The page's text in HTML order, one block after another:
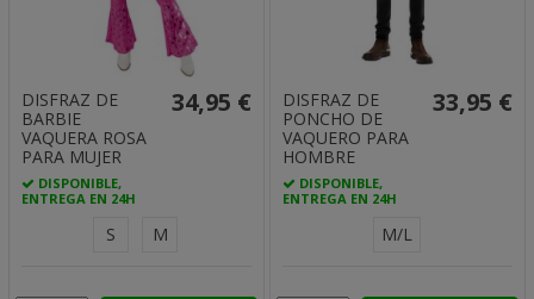
DISFRAZ DE
BARBIE
VAQUERA ROSA
PARA MUJER
DISPONIBLE,
ENTREGA EN 24H
34,95 €
S M
DISFRAZ DE
PONCHO DE
VAQUERO PARA
HOMBRE
DISPONIBLE,
ENTREGA EN 24H
33,95 €
M/L